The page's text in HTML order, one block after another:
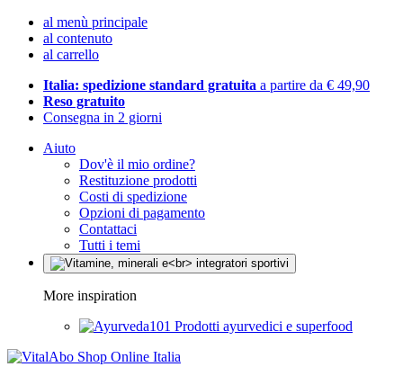
al menù principale
al contenuto
al carrello
Italia: spedizione standard gratuita a partire da € 49,90
Reso gratuito
Consegna in 2 giorni
Aiuto
Dov'è il mio ordine?
Restituzione prodotti
Costi di spedizione
Opzioni di pagamento
Contattaci
Tutti i temi
More inspiration
Prodotti ayurvedici e superfood